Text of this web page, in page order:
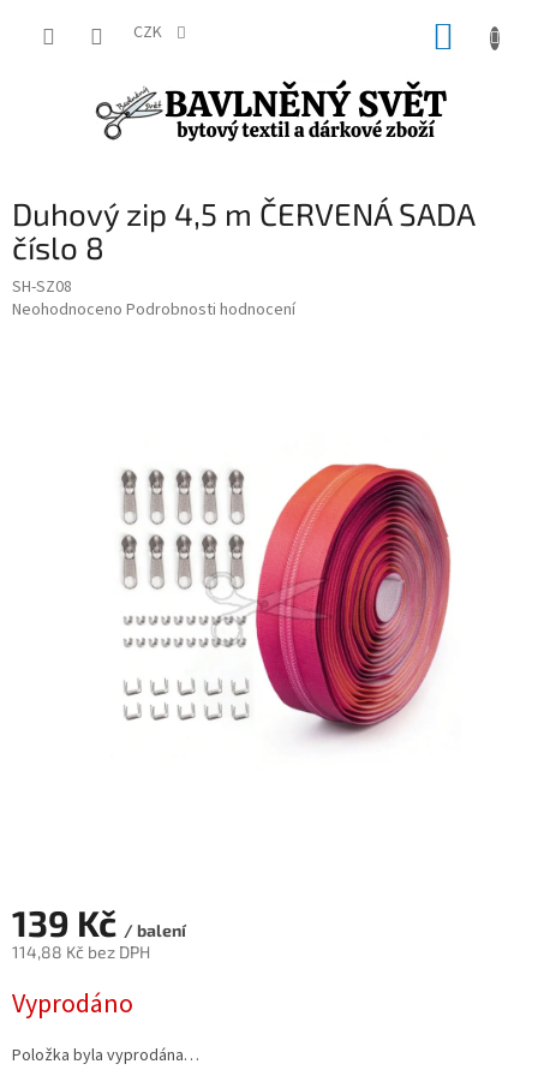
CZK
Duhový zip 4,5 m ČERVENÁ SADA
číslo 8
SH-SZ08
Průměrné
Neohodnoceno Podrobnosti hodnocení
139 Kč / balení
114,88 Kč bez DPH
cena:
Vyprodáno
Položka byla vyprodána…